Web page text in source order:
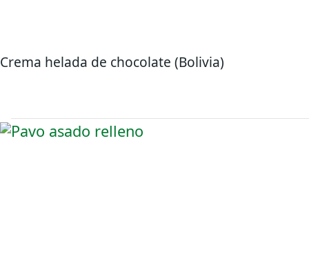
Crema helada de chocolate (Bolivia)